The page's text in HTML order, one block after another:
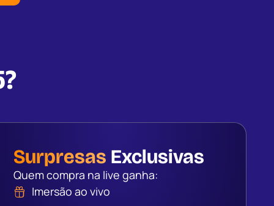
Surpresas Exclusivas
Quem compra na live ganha:
Imersão ao vivo